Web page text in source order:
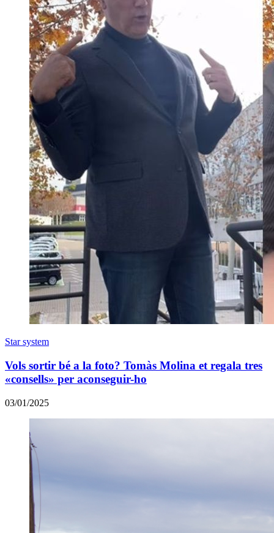
Star system
Vols sortir bé a la foto? Tomàs Molina et regala tres
«consells» per aconseguir-ho
03/01/2025